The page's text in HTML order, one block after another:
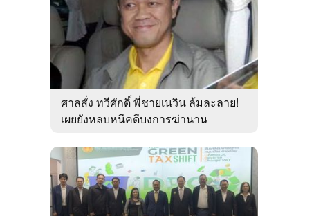
ศาลสั่ง ทวีศักดิ์ พี่ชายเนวิน ล้มละลาย!
เผยยังหลบหนีคดีบงการฆ่านาน